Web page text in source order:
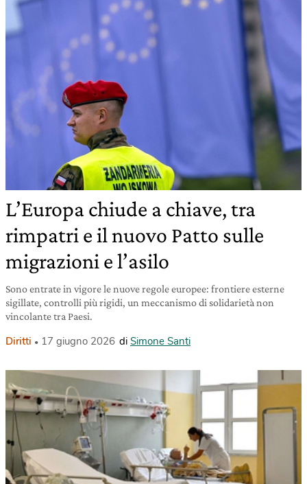
L’Europa chiude a chiave, tra
rimpatri e il nuovo Patto sulle
migrazioni e l’asilo
Sono entrate in vigore le nuove regole europee: frontiere esterne
sigillate, controlli più rigidi, un meccanismo di solidarietà non
vincolante tra Paesi.
Diritti 17 giugno 2026 di Simone Santi